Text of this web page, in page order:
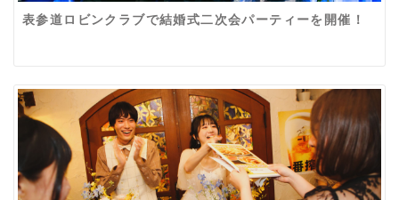
表参道ロビンクラブで結婚式二次会パーティーを開催！